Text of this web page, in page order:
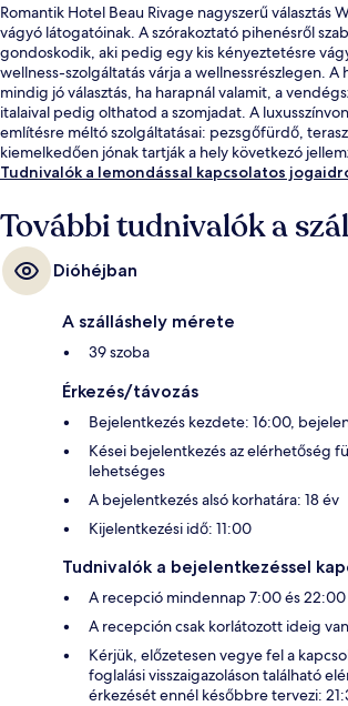
Romantik Hotel Beau Rivage nagyszerű választás
vágyó látogatóinak. A szórakoztató pihenésről
gondoskodik, aki pedig egy kis kényeztetésre
wellness-szolgáltatás várja a wellnessrészlegen.
mindig jó választás, ha harapnál valamit, a
italaival pedig olthatod a szomjadat. A
említésre méltó szolgáltatásai: pezsgőfürdő,
kiemelkedően jónak tartják a hely következó
személyzet.
Tudnivalók a lemondással kapcsolatos
További tudnivalók a
Dióhéjban
A szálláshely mérete
39 szoba
Érkezés/távozás
Bejelentkezés kezdete: 16:00,
Kései bejelentkezés az elérhetőség
lehetséges
A bejelentkezés alsó korhatára: 18 év
Kijelentkezési idő: 11:00
Tudnivalók a bejelentkezéssel
A recepció mindennap 7:00 és
A recepción csak korlátozott ideig
Kérjük, előzetesen vegye fel a
foglalási visszaigazoláson található
érkezését ennél későbbre tervezi: